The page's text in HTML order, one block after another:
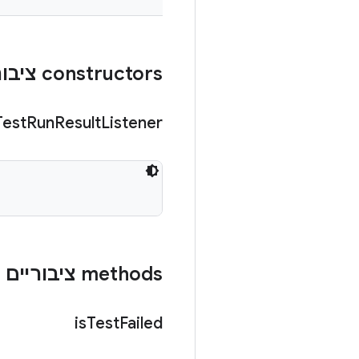
‫constructors ציבוריים
RunResultListener
‫methods ציבוריים
isTestFailed